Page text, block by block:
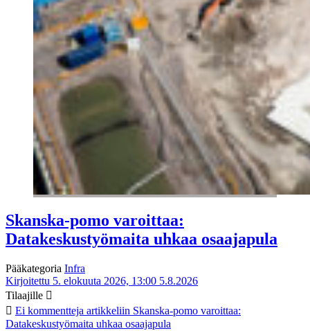
Skanska-pomo varoittaa:
Datakeskustyömaita uhkaa osaajapula
Pääkategoria Infra
Kirjoitettu 5. elokuuta 2026, 13:00 5.8.2026
Tilaajille
Ei kommentteja artikkeliin Skanska-pomo varoittaa:
Datakeskustyömaita uhkaa osaajapula